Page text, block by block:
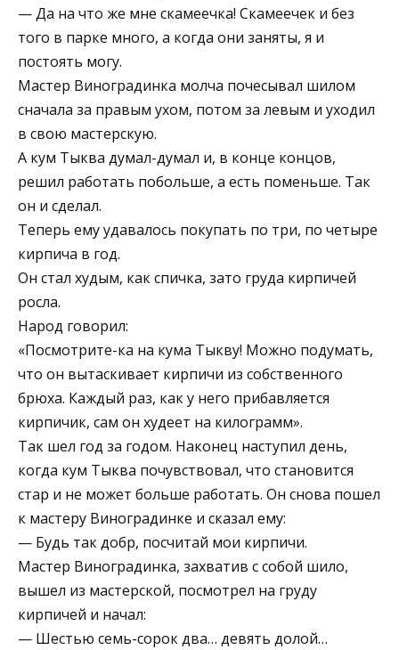
— Да на что же мне скамеечка! Скамеечек и без
того в парке много, а когда они заняты, я и
постоять могу.
Мастер Виноградинка молча почесывал шилом
сначала за правым ухом, потом за левым и уходил
в свою мастерскую.
А кум Тыква думал-думал и, в конце концов,
решил работать побольше, а есть поменьше. Так
он и сделал.
Теперь ему удавалось покупать по три, по четыре
кирпича в год.
Он стал худым, как спичка, зато груда кирпичей
росла.
Народ говорил:
«Посмотрите-ка на кума Тыкву! Можно подумать,
что он вытаскивает кирпичи из собственного
брюха. Каждый раз, как у него прибавляется
кирпичик, сам он худеет на килограмм».
Так шел год за годом. Наконец наступил день,
когда кум Тыква почувствовал, что становится
стар и не может больше работать. Он снова пошел
к мастеру Виноградинке и сказал ему:
— Будь так добр, посчитай мои кирпичи.
Мастер Виноградинка, захватив с собой шило,
вышел из мастерской, посмотрел на груду
кирпичей и начал:
— Шестью семь-сорок два… девять долой…